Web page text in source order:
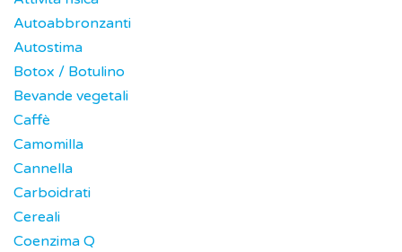
Autoabbronzanti
Autostima
Botox / Botulino
Bevande vegetali
Caffè
Camomilla
Cannella
Carboidrati
Cereali
Coenzima Q